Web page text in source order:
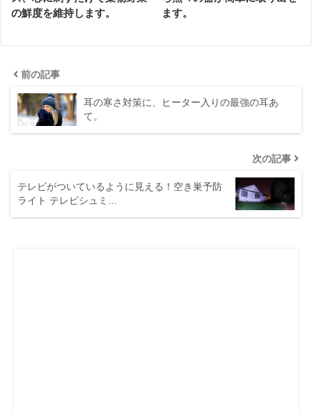
の鮮度を維持します。
ます。
前の記事
耳の寒さ対策に、ヒーター入りの最強の耳あ
て。
次の記事
テレビがついているように見える！空き巣予防
ライト テレビシュミ…